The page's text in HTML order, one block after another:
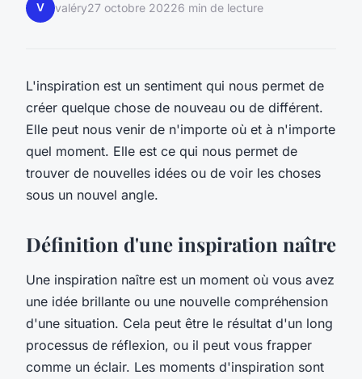
V valéry27 octobre 20226 min de lecture
L'inspiration est un sentiment qui nous permet de
créer quelque chose de nouveau ou de différent.
Elle peut nous venir de n'importe où et à n'importe
quel moment. Elle est ce qui nous permet de
trouver de nouvelles idées ou de voir les choses
sous un nouvel angle.
Définition d'une inspiration naître
Une inspiration naître est un moment où vous avez
une idée brillante ou une nouvelle compréhension
d'une situation. Cela peut être le résultat d'un long
processus de réflexion, ou il peut vous frapper
comme un éclair. Les moments d'inspiration sont